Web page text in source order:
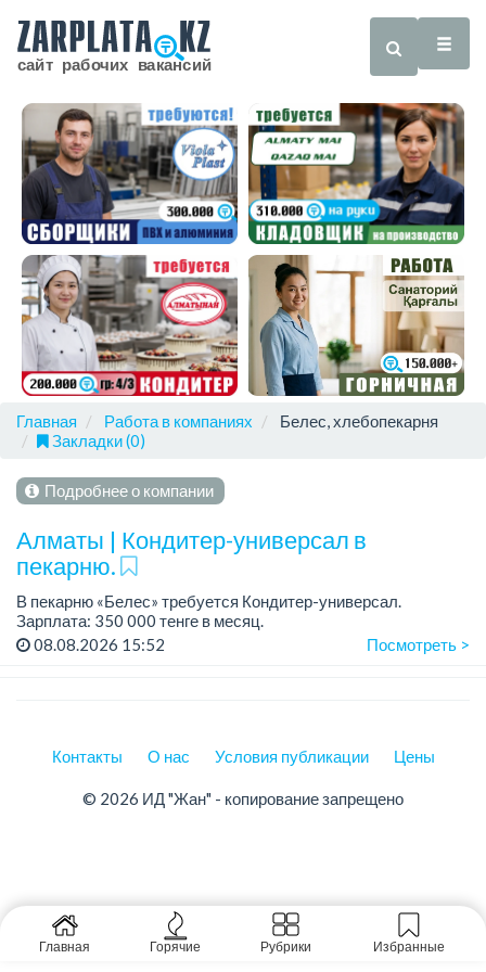
Главная Работа в компаниях
Белес, хлебопекарня
Закладки (0)
Подробнее о компании
Алматы | Кондитер-универсал в
пекарню.
В пекарню «Белес» требуется Кондитер-универсал.
Зарплата: 350 000 тенге в месяц.
График работы: 4/2, с 08.00 до 20.00.
08.08.2026 15:52 Посмотреть >
Контакты О нас Условия публикации Цены
© 2026 ИД "Жан" - копирование запрещено
Главная Горячие Рубрики Избранные